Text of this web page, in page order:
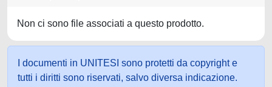
Non ci sono file associati a questo prodotto.
I documenti in UNITESI sono protetti da copyright e
tutti i diritti sono riservati, salvo diversa indicazione.